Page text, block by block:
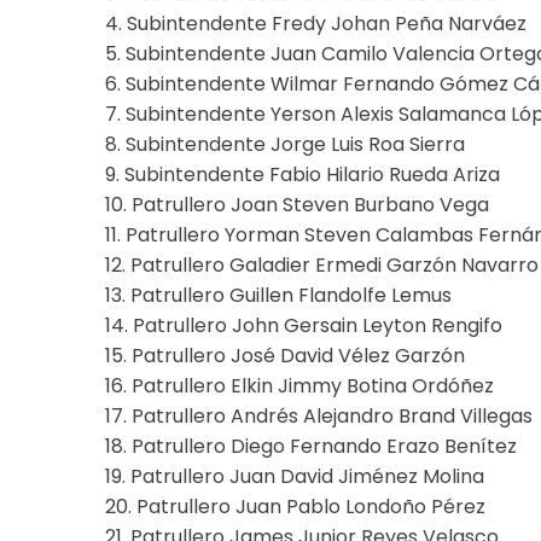
4. Subintendente Fredy Johan Peña Narváez
5. Subintendente Juan Camilo Valencia
6. Subintendente Wilmar Fernando Gómez
7. Subintendente Yerson Alexis Salamanca
8. Subintendente Jorge Luis Roa Sierra
9. Subintendente Fabio Hilario Rueda Ariza
10. Patrullero Joan Steven Burbano Vega
11. Patrullero Yorman Steven Calambas
12. Patrullero Galadier Ermedi Garzón Navarro
13. Patrullero Guillen Flandolfe Lemus
14. Patrullero John Gersain Leyton Rengifo
15. Patrullero José David Vélez Garzón
16. Patrullero Elkin Jimmy Botina Ordóñez
17. Patrullero Andrés Alejandro Brand Villegas
18. Patrullero Diego Fernando Erazo Benítez
19. Patrullero Juan David Jiménez Molina
20. Patrullero Juan Pablo Londoño Pérez